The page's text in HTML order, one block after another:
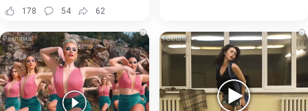
178 54 62
i i